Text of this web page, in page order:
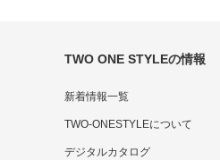
TWO ONE STYLEの情報
新着情報一覧
TWO-ONESTYLEについて
デジタルカタログ